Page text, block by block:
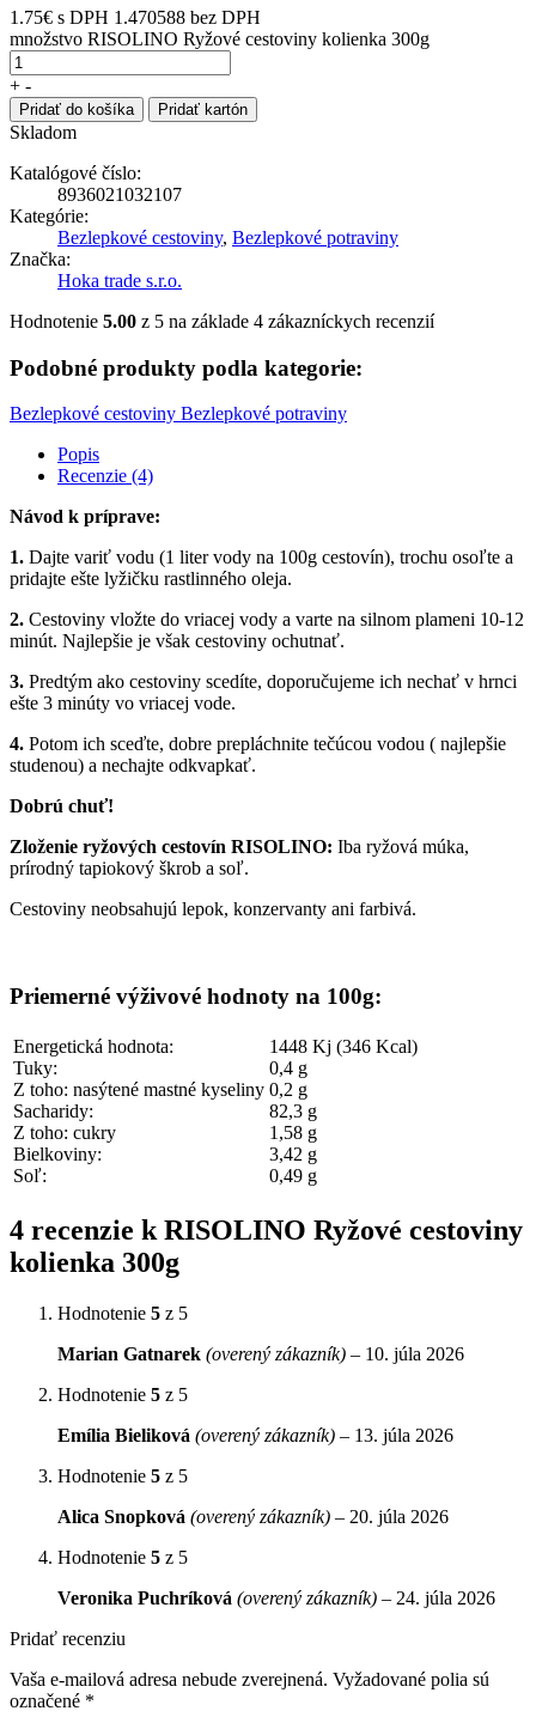
1.75€ s DPH 1.470588 bez DPH
množstvo RISOLINO Ryžové cestoviny kolienka 300g
+ -
Pridať do košíka Pridať kartón
Skladom
Katalógové číslo:
8936021032107
Kategórie:
Bezlepkové cestoviny, Bezlepkové potraviny
Značka:
Hoka trade s.r.o.
Hodnotenie 5.00 z 5 na základe 4 zákazníckych recenzií
Podobné produkty podla kategorie:
Bezlepkové cestoviny Bezlepkové potraviny
Popis
Recenzie (4)
Návod k príprave:
1. Dajte variť vodu (1 liter vody na 100g cestovín), trochu osoľte a
pridajte ešte lyžičku rastlinného oleja.
2. Cestoviny vložte do vriacej vody a varte na silnom plameni 10-12
minút. Najlepšie je však cestoviny ochutnať.
3. Predtým ako cestoviny scedíte, doporučujeme ich nechať v hrnci
ešte 3 minúty vo vriacej vode.
4. Potom ich sceďte, dobre prepláchnite tečúcou vodou ( najlepšie
studenou) a nechajte odkvapkať.
Dobrú chuť!
Zloženie ryžových cestovín RISOLINO: Iba ryžová múka,
prírodný tapiokový škrob a soľ.
Cestoviny neobsahujú lepok, konzervanty ani farbivá.
Priemerné výživové hodnoty na 100g:
Energetická hodnota:
Tuky:
Z toho: nasýtené mastné kyseliny
Sacharidy:
Z toho: cukry
Bielkoviny:
Soľ:
1448 Kj (346 Kcal)
0,4 g
0,2 g
82,3 g
1,58 g
3,42 g
0,49 g
4 recenzie k RISOLINO Ryžové cestoviny
kolienka 300g
Hodnotenie 5 z 5
Marian Gatnarek (overený zákazník) – 10. júla 2026
Hodnotenie 5 z 5
Emília Bieliková (overený zákazník) – 13. júla 2026
Hodnotenie 5 z 5
Alica Snopková (overený zákazník) – 20. júla 2026
Hodnotenie 5 z 5
Veronika Puchríková (overený zákazník) – 24. júla 2026
Pridať recenziu
Vaša e-mailová adresa nebude zverejnená. Vyžadované polia sú
označené *